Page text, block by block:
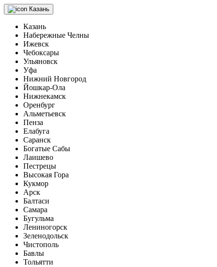
Казань
Казань
Набережные Челны
Ижевск
Чебоксары
Ульяновск
Уфа
Нижний Новгород
Йошкар-Ола
Нижнекамск
Оренбург
Альметьевск
Пенза
Елабуга
Саранск
Богатые Сабы
Лаишево
Пестрецы
Высокая Гора
Кукмор
Арск
Балтаси
Самара
Бугульма
Лениногорск
Зеленодольск
Чистополь
Бавлы
Тольятти